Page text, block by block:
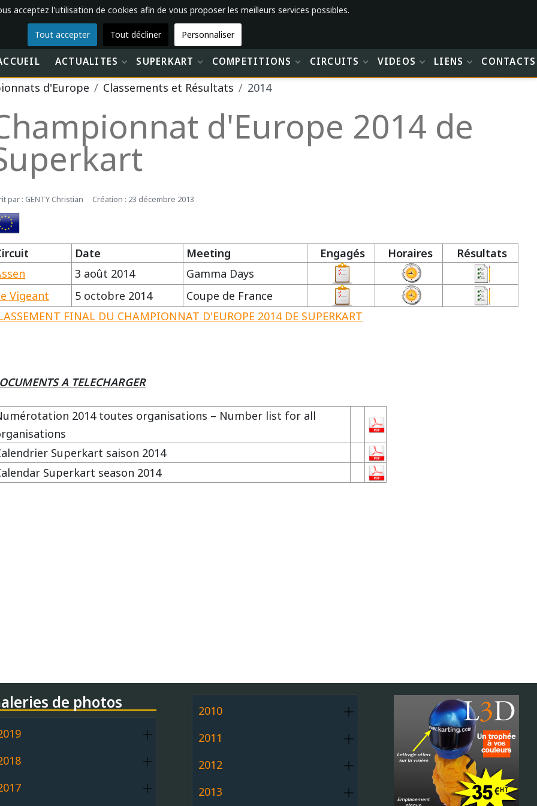
ACTUALITES SUPERKART COMPETITIONS CIRCUITS VIDEOS LIENS CONTACTS
d'Europe Classements et Résultats 2014
d'Europe 2014 de
par : GENTY Christian Création : 23 décembre 2013
Date Meeting Engagés Horaires
Résultats
3 août 2014
Gamma Days
Vigeant
5 octobre 2014
Coupe de France
FINAL DU CHAMPIONNAT D'EUROPE 2014 DE SUPERKART
A TELECHARGER
2014 toutes organisations – Number list for all
Superkart saison 2014
Superkart season 2014
de photos
2010
2011
2012
2013
acceptez l'utilisation de cookies afin de vous proposer les meilleurs services possibles.
Tout accepter Tout décliner
Personnaliser